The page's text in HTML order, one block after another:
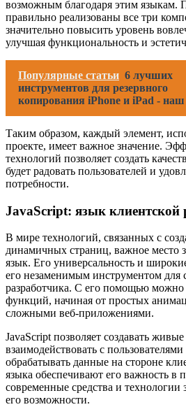
возможным благодаря этим языкам.
правильно реализованы все три
значительно повысить уровень
улучшая функциональность и
Популярные статьи 6 лучших
инструментов для резервного
копирования iPhone и iPad - наш
Таким образом, каждый элемент,
проекте, имеет важное значение.
технологий позволяет создать
будет радовать пользователей и
потребности.
JavaScript: язык клиентской
В мире технологий, связанных с
динамичных страниц, важное место
язык. Его универсальность и
его незаменимым инструментом для
разработчика. С его помощью можно
функций, начиная от простых
сложными веб-приложениями.
JavaScript позволяет создавать
взаимодействовать с
обрабатывать данные на стороне
языка обеспечивают его важность в
современные средства и технологии
его возможности.